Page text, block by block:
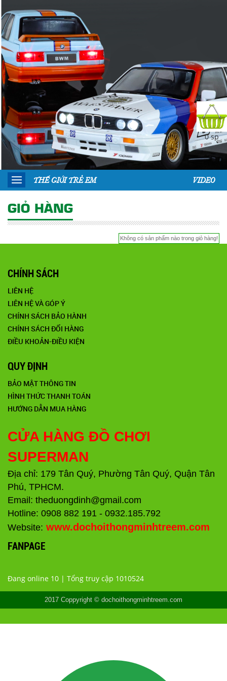
VIDEO
THẾ GIỚI TRẺ EM
GIỎ HÀNG
Không có sản phẩm nào trong giỏ hàng!
CHÍNH SÁCH
LIÊN HỆ
LIÊN HỆ VÀ GÓP Ý
CHÍNH SÁCH BẢO HÀNH
CHÍNH SÁCH ĐỔI HÀNG
ĐIỀU KHOẢN-ĐIỀU KIỆN
QUY ĐỊNH
BẢO MẬT THÔNG TIN
HÌNH THỨC THANH TOÁN
HƯỚNG DẪN MUA HÀNG
CỬA HÀNG ĐỒ CHƠI
SUPERMAN
Địa chỉ: 179 Tân Quý, Phường Tân Quý, Quận Tân
Phú, TPHCM.
Email: theduongdinh@gmail.com
Hotline: 0908 882 191 - 0932.185.792
Website: www.dochoithongminhtreem.com
FANPAGE
Đang online 10 | Tổng truy cập 1010524
2017 Coppyright © dochoithongminhtreem.com
0 sp